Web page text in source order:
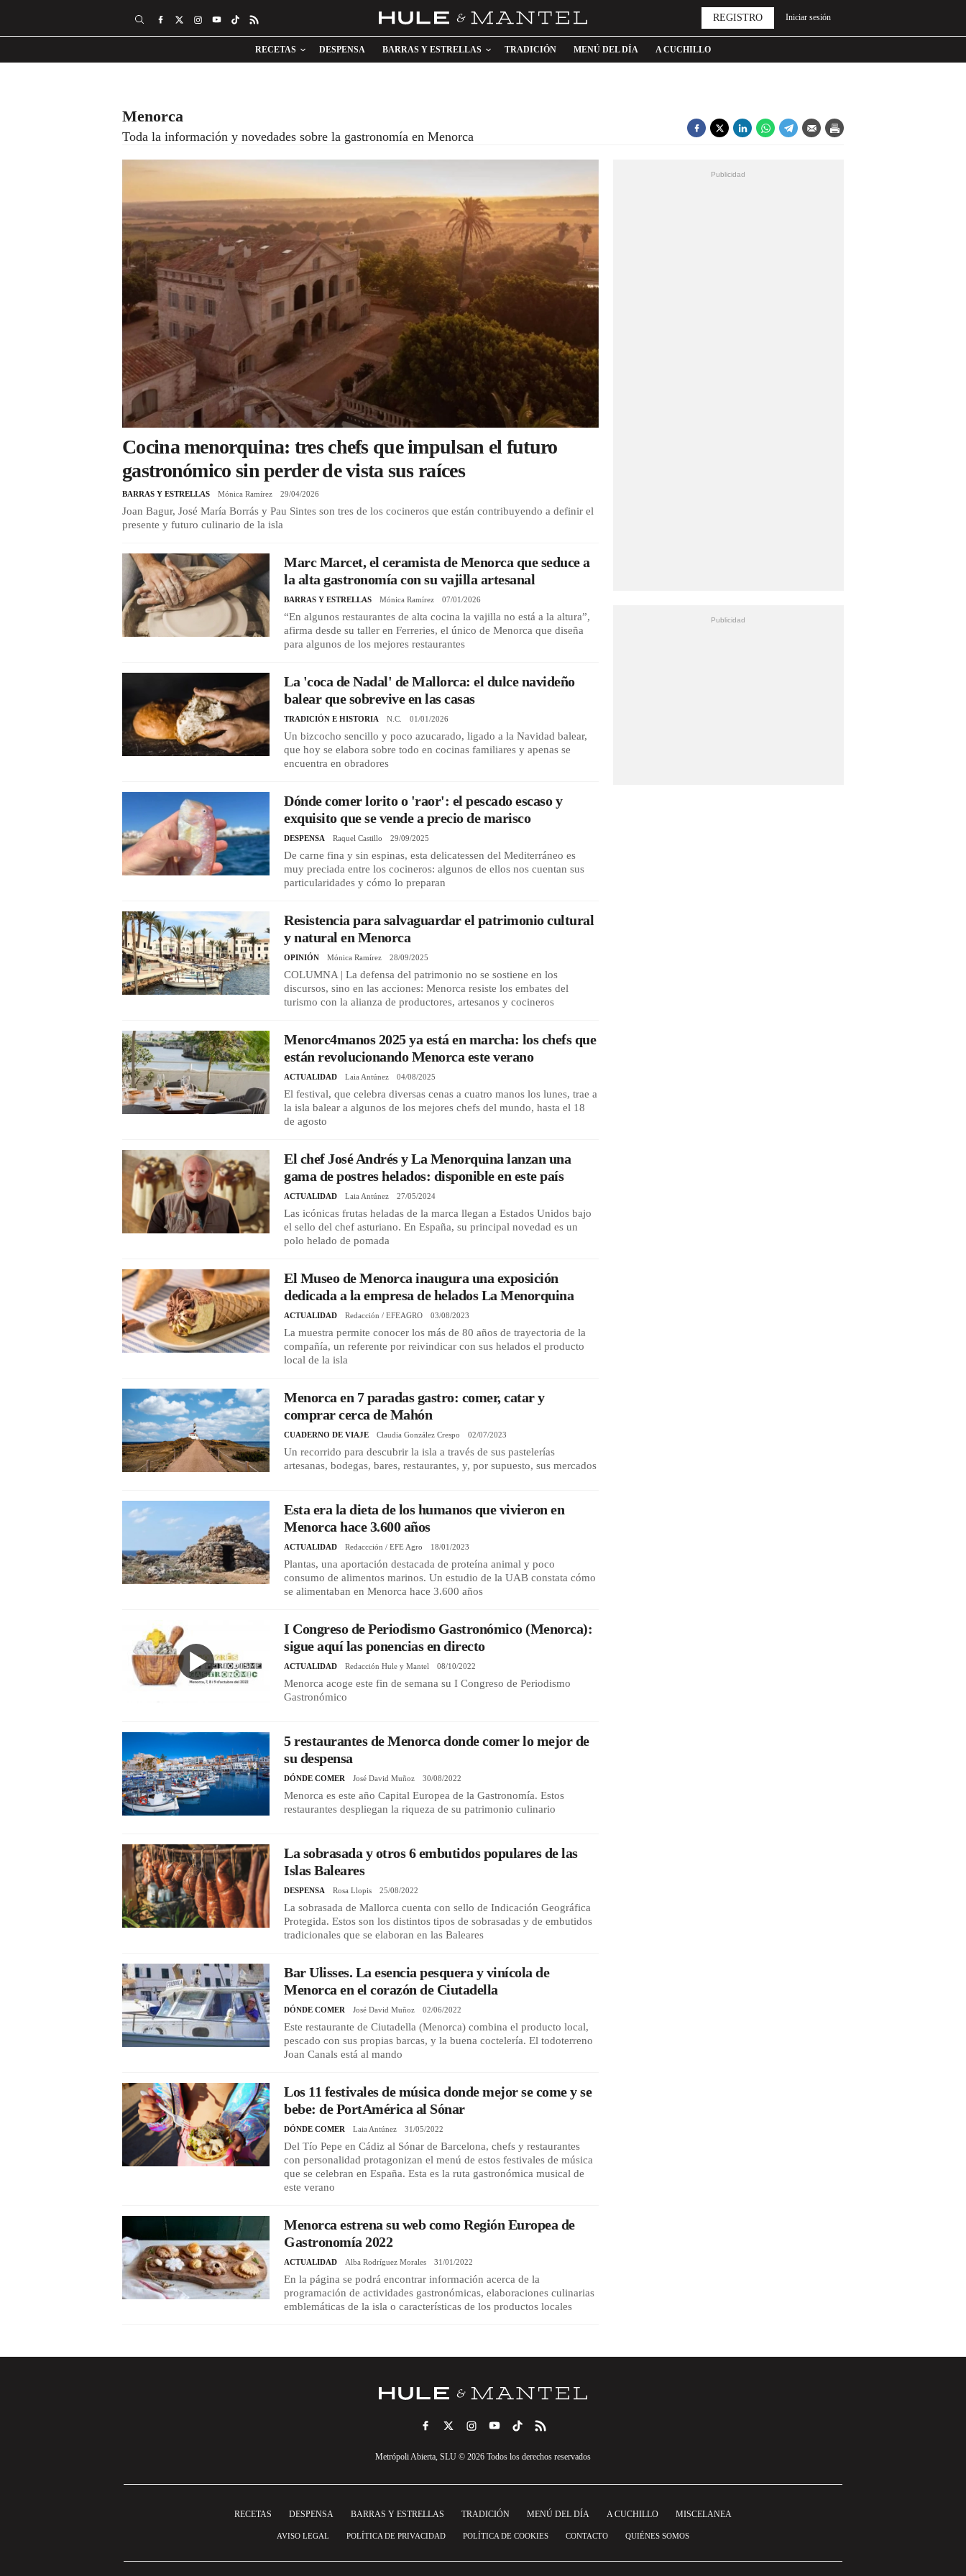
RECETAS DESPENSA BARRAS Y ESTRELLAS TRADICIÓN MENÚ DEL DÍA A CUCHILLO
REGISTRO Iniciar sesión
Menorca
Toda la información y novedades sobre la gastronomía en Menorca
Cocina menorquina: tres chefs que impulsan el futuro
gastronómico sin perder de vista sus raíces
BARRAS Y ESTRELLAS Mónica Ramírez 29/04/2026
Joan Bagur, José María Borrás y Pau Sintes son tres de los cocineros que están contribuyendo a definir el
presente y futuro culinario de la isla
Marc Marcet, el ceramista de Menorca que seduce a
la alta gastronomía con su vajilla artesanal
BARRAS Y ESTRELLAS Mónica Ramírez 07/01/2026
“En algunos restaurantes de alta cocina la vajilla no está a la altura”,
afirma desde su taller en Ferreries, el único de Menorca que diseña
para algunos de los mejores restaurantes
La 'coca de Nadal' de Mallorca: el dulce navideño
balear que sobrevive en las casas
TRADICIÓN E HISTORIA N.C. 01/01/2026
Un bizcocho sencillo y poco azucarado, ligado a la Navidad balear,
que hoy se elabora sobre todo en cocinas familiares y apenas se
encuentra en obradores
Dónde comer lorito o 'raor': el pescado escaso y
exquisito que se vende a precio de marisco
DESPENSA Raquel Castillo 29/09/2025
De carne fina y sin espinas, esta delicatessen del Mediterráneo es
muy preciada entre los cocineros: algunos de ellos nos cuentan sus
particularidades y cómo lo preparan
Resistencia para salvaguardar el patrimonio cultural
y natural en Menorca
OPINIÓN Mónica Ramírez 28/09/2025
COLUMNA | La defensa del patrimonio no se sostiene en los
discursos, sino en las acciones: Menorca resiste los embates del
turismo con la alianza de productores, artesanos y cocineros
Menorc4manos 2025 ya está en marcha: los chefs que
están revolucionando Menorca este verano
ACTUALIDAD Laia Antúnez 04/08/2025
El festival, que celebra diversas cenas a cuatro manos los lunes, trae a
la isla balear a algunos de los mejores chefs del mundo, hasta el 18
de agosto
El chef José Andrés y La Menorquina lanzan una
gama de postres helados: disponible en este país
ACTUALIDAD Laia Antúnez 27/05/2024
Las icónicas frutas heladas de la marca llegan a Estados Unidos bajo
el sello del chef asturiano. En España, su principal novedad es un
polo helado de pomada
El Museo de Menorca inaugura una exposición
dedicada a la empresa de helados La Menorquina
ACTUALIDAD Redacción / EFEAGRO 03/08/2023
La muestra permite conocer los más de 80 años de trayectoria de la
compañía, un referente por reivindicar con sus helados el producto
local de la isla
Menorca en 7 paradas gastro: comer, catar y
comprar cerca de Mahón
CUADERNO DE VIAJE Claudia González Crespo 02/07/2023
Un recorrido para descubrir la isla a través de sus pastelerías
artesanas, bodegas, bares, restaurantes, y, por supuesto, sus mercados
Esta era la dieta de los humanos que vivieron en
Menorca hace 3.600 años
ACTUALIDAD Redaccción / EFE Agro 18/01/2023
Plantas, una aportación destacada de proteína animal y poco
consumo de alimentos marinos. Un estudio de la UAB constata cómo
se alimentaban en Menorca hace 3.600 años
I Congreso de Periodismo Gastronómico (Menorca):
sigue aquí las ponencias en directo
ACTUALIDAD Redacción Hule y Mantel 08/10/2022
Menorca acoge este fin de semana su I Congreso de Periodismo
Gastronómico
5 restaurantes de Menorca donde comer lo mejor de
su despensa
DÓNDE COMER José David Muñoz 30/08/2022
Menorca es este año Capital Europea de la Gastronomía. Estos
restaurantes despliegan la riqueza de su patrimonio culinario
La sobrasada y otros 6 embutidos populares de las
Islas Baleares
DESPENSA Rosa Llopis 25/08/2022
La sobrasada de Mallorca cuenta con sello de Indicación Geográfica
Protegida. Estos son los distintos tipos de sobrasadas y de embutidos
tradicionales que se elaboran en las Baleares
Bar Ulisses. La esencia pesquera y vinícola de
Menorca en el corazón de Ciutadella
DÓNDE COMER José David Muñoz 02/06/2022
Este restaurante de Ciutadella (Menorca) combina el producto local,
pescado con sus propias barcas, y la buena coctelería. El todoterreno
Joan Canals está al mando
Los 11 festivales de música donde mejor se come y se
bebe: de PortAmérica al Sónar
DÓNDE COMER Laia Antúnez 31/05/2022
Del Tío Pepe en Cádiz al Sónar de Barcelona, chefs y restaurantes
con personalidad protagonizan el menú de estos festivales de música
que se celebran en España. Esta es la ruta gastronómica musical de
este verano
Menorca estrena su web como Región Europea de
Gastronomía 2022
ACTUALIDAD Alba Rodríguez Morales 31/01/2022
En la página se podrá encontrar información acerca de la
programación de actividades gastronómicas, elaboraciones culinarias
emblemáticas de la isla o características de los productos locales
Metrópoli Abierta, SLU © 2026 Todos los derechos reservados
RECETAS DESPENSA BARRAS Y ESTRELLAS TRADICIÓN MENÚ DEL DÍA A CUCHILLO MISCELANEA
AVISO LEGAL POLÍTICA DE PRIVACIDAD POLÍTICA DE COOKIES CONTACTO QUIÉNES SOMOS